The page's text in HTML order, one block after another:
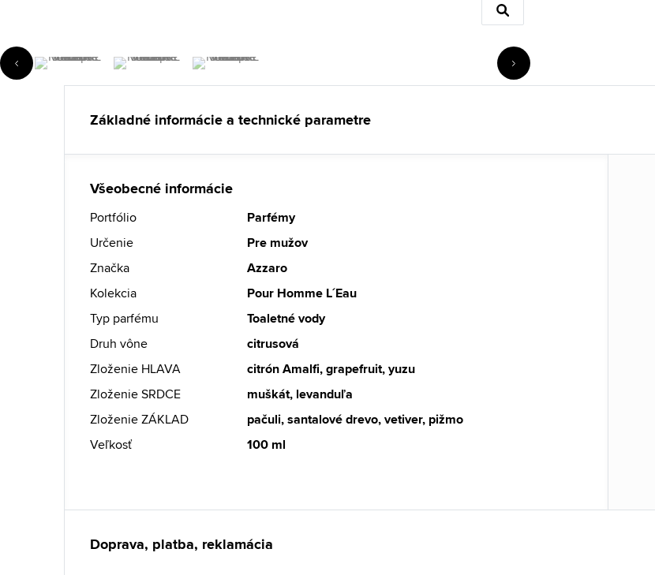
Základné informácie a technické parametre
Všeobecné informácie
Portfólio
Parfémy
Určenie
Pre mužov
Značka
Azzaro
Kolekcia
Pour Homme L´Eau
Typ parfému
Toaletné vody
Druh vône
citrusová
Zloženie HLAVA
citrón Amalfi, grapefruit, yuzu
Zloženie SRDCE
muškát, levanduľa
Zloženie ZÁKLAD
pačuli, santalové drevo, vetiver, pižmo
Veľkosť
100 ml
Doprava, platba, reklamácia